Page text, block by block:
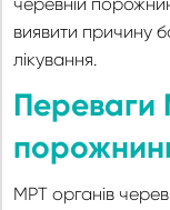
виявити причину
лікування.
Переваги
МРТ органів